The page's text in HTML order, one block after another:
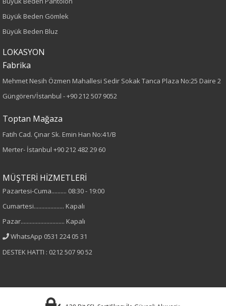
80
Dokuma
Düz
Kumaş
Cinsiyet
Kadın
Uzun Kol
Büyük Beden Gömlek
Büyük Beden Bluz
LOKASYON
Fabrika
Mehmet Nesih Özmen Mahallesi Sedir Sokak Tanca Plaza No:25 Daire 2
Güngören/İstanbul -+90 212 507 9052
Toptan Mağaza
Fatih Cad. Çınar Sk. Emin Han No:41/B
Merter- İstanbul +90 212 482 29 60
MÜŞTERİ HİZMETLERİ
Pazartesi-Cuma.......... 08:30 - 19:00
Cumartesi.................... Kapalı
Pazar............................. Kapalı
WhatsApp 0531 224 05 31
DESTEK HATTI : 0212 507 90 52